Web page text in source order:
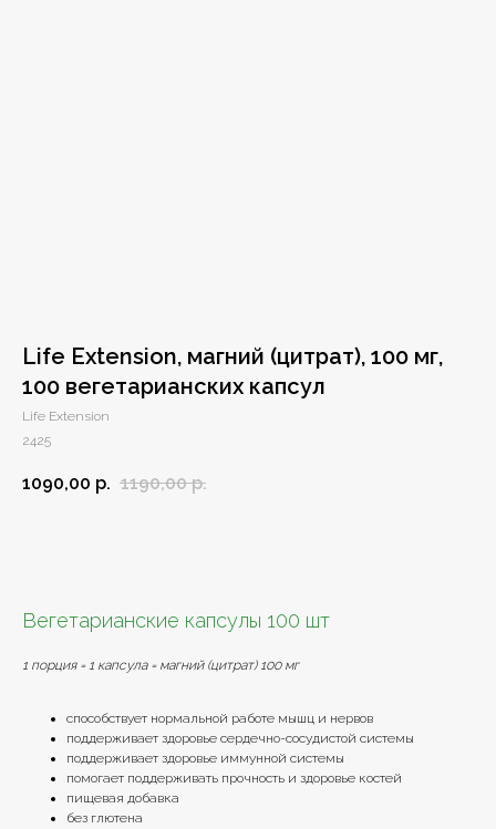
Life Extension, магний (цитрат), 100 мг,
100 вегетарианских капсул
Life Extension
2425
1090,00 р. 1190,00 р.
Вегетарианские капсулы 100 шт
1 порция = 1 капсула = магний (цитрат) 100 мг
способствует нормальной работе мышц и нервов
поддерживает здоровье сердечно-сосудистой системы
поддерживает здоровье иммунной системы
помогает поддерживать прочность и здоровье костей
пищевая добавка
без глютена